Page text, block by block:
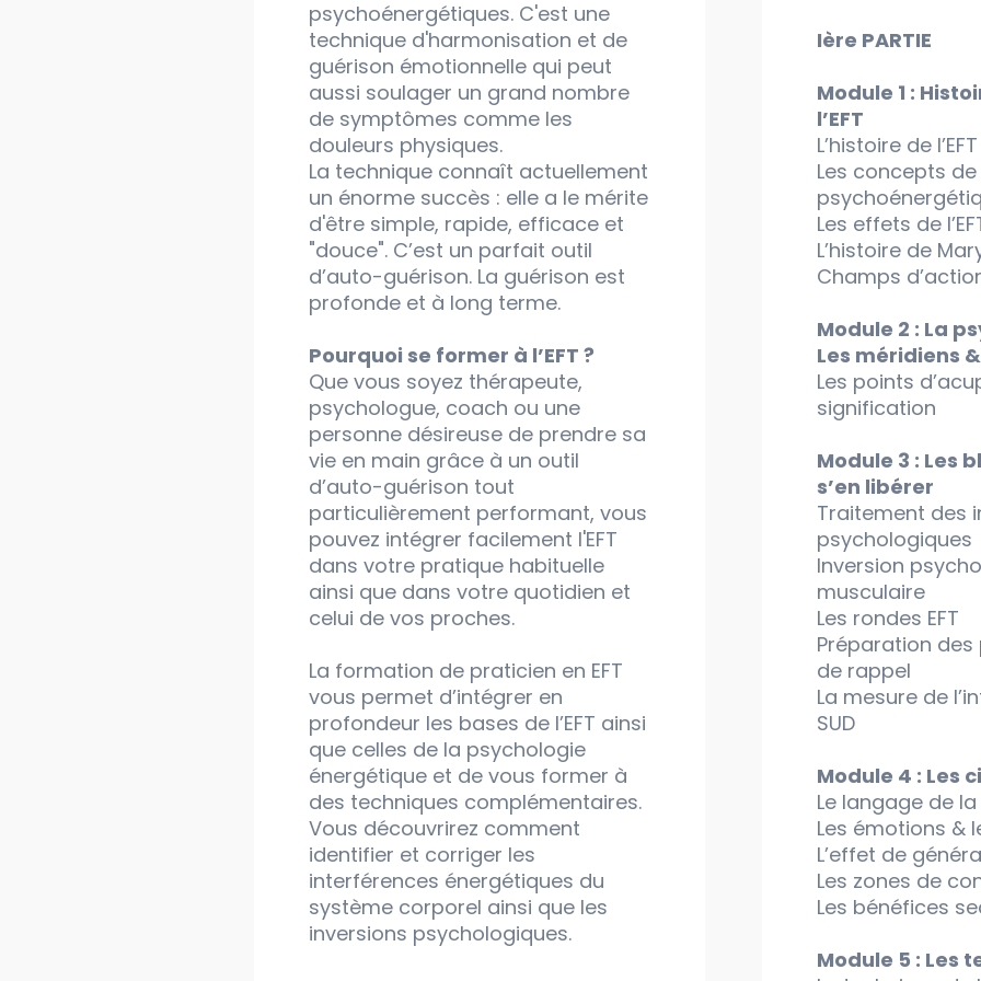
psychoénergétiques. C'est une
technique d'harmonisation et de
guérison émotionnelle qui peut
aussi soulager un grand nombre
de symptômes comme les
douleurs physiques.
La technique connaît actuellement
un énorme succès : elle a le mérite
d'être simple, rapide, efficace et
"douce". C’est un parfait outil
d’auto-guérison. La guérison est
profonde et à long terme.
Pourquoi se former à l’EFT ?
Que vous soyez thérapeute,
psychologue, coach ou une
personne désireuse de prendre sa
vie en main grâce à un outil
d’auto-guérison tout
particulièrement performant, vous
pouvez intégrer facilement l'EFT
dans votre pratique habituelle
ainsi que dans votre quotidien et
celui de vos proches.
La formation de praticien en EFT
vous permet d’intégrer en
profondeur les bases de l’EFT ainsi
que celles de la psychologie
énergétique et de vous former à
des techniques complémentaires.
Vous découvrirez comment
identifier et corriger les
interférences énergétiques du
système corporel ainsi que les
inversions psychologiques.
Ière PARTIE
Module 1 :
l’EFT
L’histoire de
Les concepts
Les effets de
L’histoire de
Champs
Module 2 : La
Les méridiens
Les points
signification
Module 3 : Les
s’en libérer
Traitement des
psychologiques
Inversion
musculaire
Les rondes EFT
Préparation
de rappel
La mesure de
SUD
Module 4 : Les
Le langage de
Les émotions &
L’effet de
Les zones de
Les bénéfices
Module 5 : Les